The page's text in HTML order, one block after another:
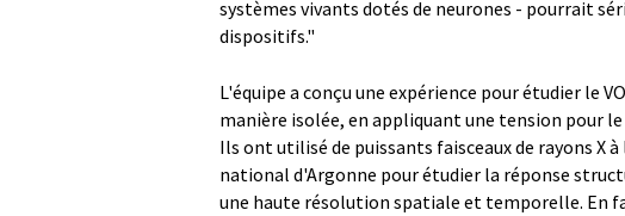
systèmes vivants dotés de neurones - pourrait
dispositifs."
L'équipe a conçu une expérience pour étudier le
manière isolée, en appliquant une tension pour
Ils ont utilisé de puissants faisceaux de rayons X
national d'Argonne pour étudier la réponse
une haute résolution spatiale et temporelle. En